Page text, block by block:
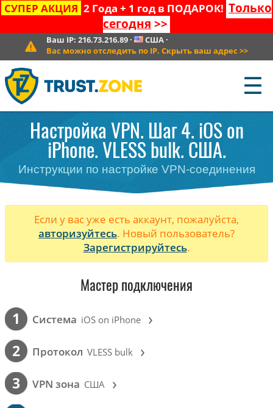
СУПЕР АКЦИЯ 2 Года + 1 год в ПОДАРОК! Только
сегодня >>
Ваш IP: 216.73.216.89· США·
Вас можно отследить по IP. Скрыть ваш адрес >>
☰
Настройка VPN. Шаг 4. iOS on
iPhone. VLESS bulk. США.
Инструкции по настройке VPN-соединения
Если у вас уже есть аккаунт, пожалуйста,
авторизуйтесь. Новый пользователь?
Зарегистрируйтесь.
Мастер подключения
1 Cистема iOS on iPhone ›
2 Протокол VLESS bulk ›
3 VPN зона США ›